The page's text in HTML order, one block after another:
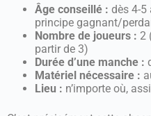
Âge conseillé : dès 4-5
principe gagnant/
Nombre de joueurs : 2
partir de 3)
Durée d’une manche :
Matériel nécessaire :
Lieu : n’importe où,